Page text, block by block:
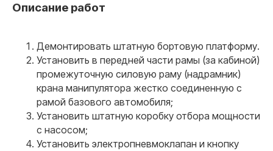
Описание работ
Демонтировать штатную бортовую платформу.
Установить в передней части рамы (за кабиной)
промежуточную силовую раму (надрамник)
крана манипулятора жестко соединенную с
рамой базового автомобиля;
Установить штатную коробку отбора мощности
с насосом;
Установить электропневмоклапан и кнопку
сложные переоборудования
Помогаем там, где другие отказывают. Работаем
Технадзором ГИБДД берем на себя.